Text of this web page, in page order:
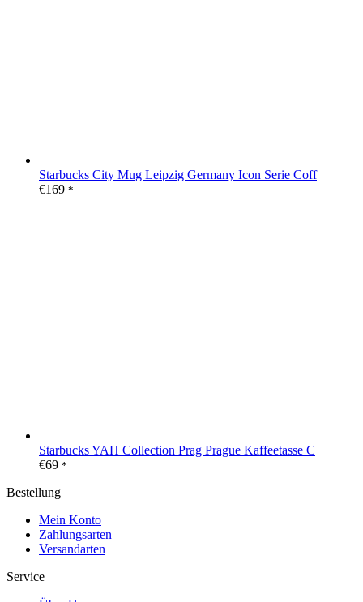
Starbucks City Mug Leipzig Germany Icon Serie Coff
€169 *
Starbucks YAH Collection Prag Prague Kaffeetasse C
€69 *
Bestellung
Mein Konto
Zahlungsarten
Versandarten
Service